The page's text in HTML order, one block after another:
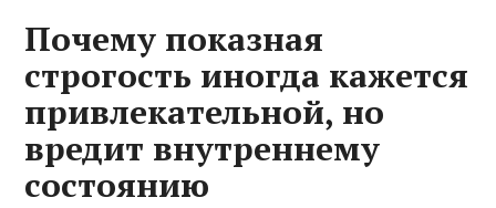
Почему показная
строгость иногда кажется
привлекательной, но
вредит внутреннему
состоянию